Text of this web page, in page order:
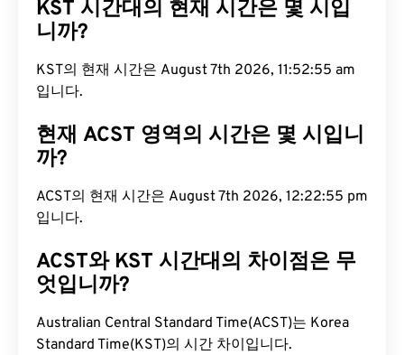
KST 시간대의 현재 시간은 몇 시입
니까?
KST의 현재 시간은 August 7th 2026, 11:52:55 am
입니다.
현재 ACST 영역의 시간은 몇 시입니
까?
ACST의 현재 시간은 August 7th 2026, 12:22:55 pm
입니다.
ACST와 KST 시간대의 차이점은 무
엇입니까?
Australian Central Standard Time(ACST)는 Korea
Standard Time(KST)의 시간 차이입니다.